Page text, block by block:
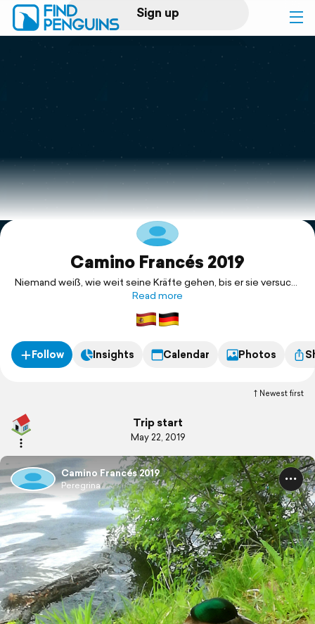
Sign up
Log in
Print a book
Flyover video
Explore
Support
Camino Francés 2019
Niemand weiß, wie weit seine Kräfte gehen, bis er sie versucht
hat.
Read more
Follow Insights Calendar Photos
Newest first
Trip start
May 22, 2019
Camino Francés 2019
Peregrina